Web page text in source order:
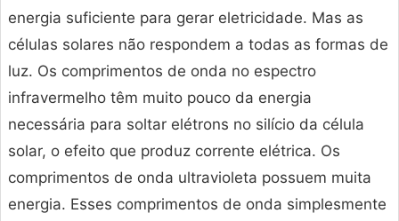
energia suficiente para gerar eletricidade. Mas as
células solares não respondem a todas as formas de
luz. Os comprimentos de onda no espectro
infravermelho têm muito pouco da energia
necessária para soltar elétrons no silício da célula
solar, o efeito que produz corrente elétrica. Os
comprimentos de onda ultravioleta possuem muita
energia. Esses comprimentos de onda simplesmente